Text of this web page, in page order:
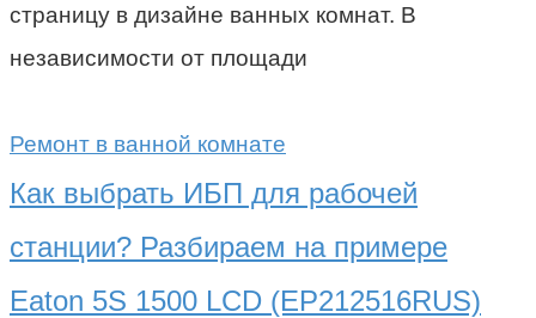
страницу в дизайне ванных комнат. В
независимости от площади
Ремонт в ванной комнате
Как выбрать ИБП для рабочей
станции? Разбираем на примере
Eaton 5S 1500 LCD (EP212516RUS)